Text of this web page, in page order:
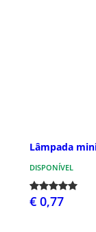
Lâmpada
DISPONÍVEL
€ 0,77